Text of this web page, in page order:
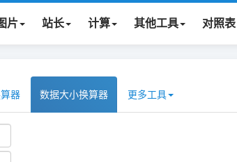
片 站长 计算 其他工具 对照表
器 数据大小换算器 更多工具